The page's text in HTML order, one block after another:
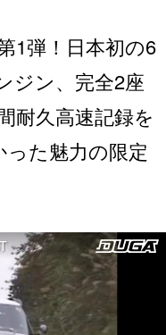
1弾！日本初の6
ジン、完全2座
耐久高速記録を
た魅力の限定